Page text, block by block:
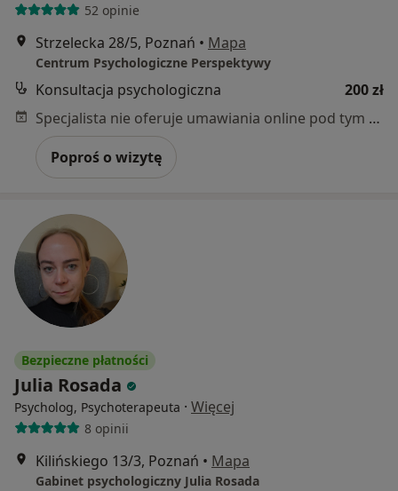
52 opinie
Strzelecka 28/5, Poznań • Mapa
Centrum Psychologiczne Perspektywy
Konsultacja psychologiczna
200 zł
Specjalista nie oferuje umawiania online pod tym adresem.
Poproś o wizytę
Bezpieczne płatności
Julia Rosada
Psycholog, Psychoterapeuta · Więcej
8 opinii
Kilińskiego 13/3, Poznań • Mapa
Gabinet psychologiczny Julia Rosada